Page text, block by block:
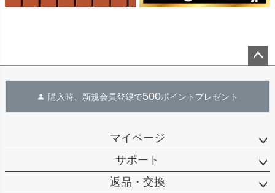
へ
購入時、新規会員登録で500ポイントプレゼント
マイページ
サポート
返品・交換